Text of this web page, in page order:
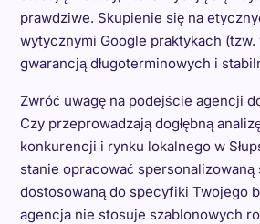
prawdziwe. Skupienie się na
wytycznymi Google praktykach (tzw.
gwarancją długoterminowych i
Zwróć uwagę na podejście agencji
Czy przeprowadzają dogłębną
konkurencji i rynku lokalnego w
stanie opracować spersonalizowaną
dostosowaną do specyfiki Twojego
agencja nie stosuje szablonowych